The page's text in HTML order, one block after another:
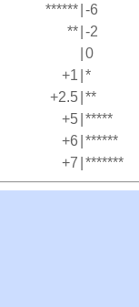
****** -6
** -2
0
+1 *
+2.5 **
+5 *****
+6 ******
+7 *******